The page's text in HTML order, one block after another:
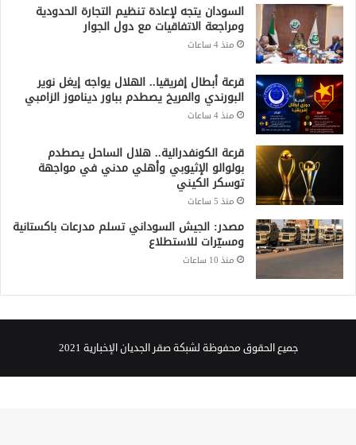
السودان يتجه لإعادة تنظيم التجارة الحدودية
ومراجعة الاتفاقيات مع دول الجوار
منذ 4 ساعات
قرعة أبطال إفريقيا.. الهلال يواجه إيغل نوير
البورندي والمريخ يصطدم بباور ديناموز الزامبي
منذ 4 ساعات
قرعة الكونفدرالية.. هلال الساحل يصطدم
بولوالو الإثيوبي وأهلي مدني في مواجهة
توسكر الكيني
منذ 5 ساعات
مصدر: الجيش السوداني تسلم مدرعات باكستانية
ومسيّرات للاستطلاع
منذ 10 ساعات
جميع الحقوق محفوظة لشبكة صقر الجديان الإخبارية 2021